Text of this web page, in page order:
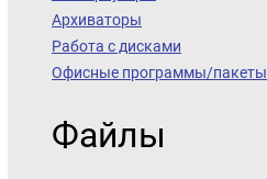
Архиваторы
Работа с дисками
Офисные программы/пакеты
Файлы